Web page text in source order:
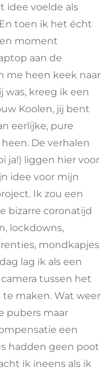
idee voelde als
toen ik het écht
moment
aan de
me heen keek naar
was, kreeg ik een
Koolen, jij bent
eerlijke, pure
De verhalen
ja!) liggen hier voor
idee voor mijn
Ik zou een
bizarre coronatijd
lockdowns,
mondkapjes
lag ik als een
tussen het
maken. Wat weer
pubers maar
een
hadden geen poot
ik ineens als ik